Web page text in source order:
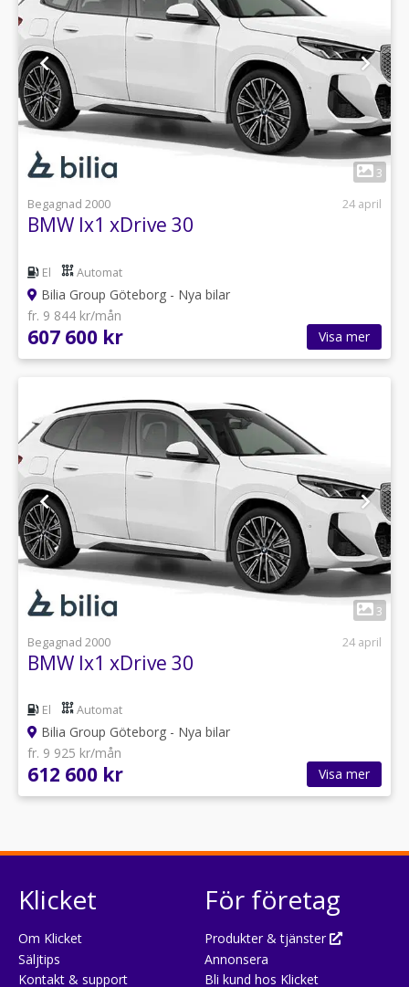
3
Begagnad 2000
24 april
BMW Ix1 xDrive 30
El Automat
Bilia Group Göteborg - Nya bilar
fr. 9 844 kr/mån
607 600 kr Visa mer
3
Begagnad 2000
24 april
BMW Ix1 xDrive 30
El Automat
Bilia Group Göteborg - Nya bilar
fr. 9 925 kr/mån
612 600 kr Visa mer
Klicket
Om Klicket
Säljtips
Kontakt & support
För företag
Produkter & tjänster
Annonsera
Bli kund hos Klicket